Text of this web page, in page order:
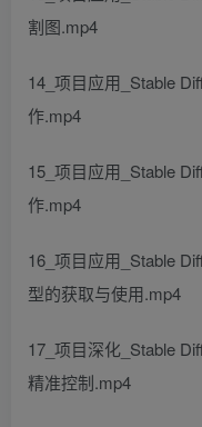
割图.mp4
14_项目应用_Stable
作.mp4
15_项目应用_Stable
作.mp4
16_项目应用_Stable
型的获取与使用.mp4
17_项目深化_Stable
精准控制.mp4